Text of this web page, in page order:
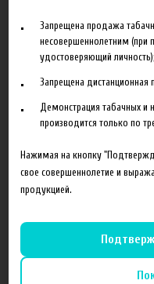
Описание
Состав готовой жидкости:
Пропиленгликоль(PG)
Растительный
Соотношение
Жидкость производится с
Запрещена продажа
несовершеннолетним (при
удостоверяющий личность);
Запрещена
Демонстрация табачных и
производится только по
Нажимая на кнопку
свое совершеннолетие и
продукцией.